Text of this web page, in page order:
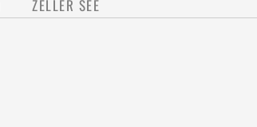
ZELLER SEE